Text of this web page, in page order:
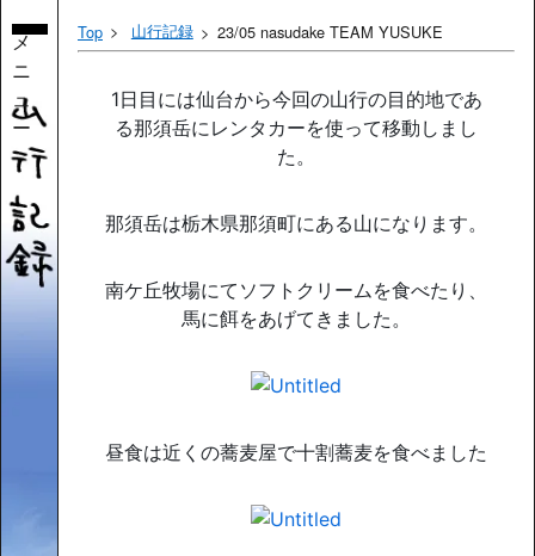
メ
ニ
ュ
ー
Top 山行記録 23/05 nasudake TEAM YUSUKE
1日目には仙台から今回の山行の目的地であ
る那須岳にレンタカーを使って移動しまし
た。
那須岳は栃木県那須町にある山になります。
南ケ丘牧場にてソフトクリームを食べたり、
馬に餌をあげてきました。
昼食は近くの蕎麦屋で十割蕎麦を食べました